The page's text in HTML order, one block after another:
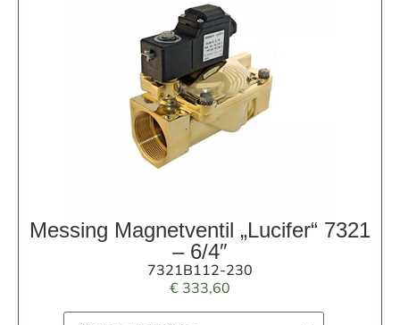
Messing Magnetventil „Lucifer“ 7321
– 6/4″
7321B112-230
€ 333,60